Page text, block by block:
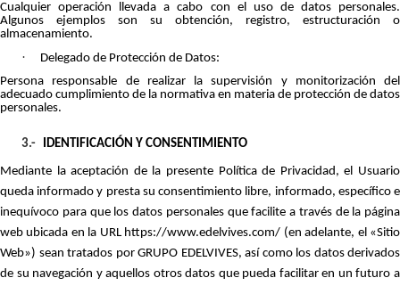
Cualquier operación llevada a cabo con el uso de datos personales.
Algunos ejemplos son su obtención, registro, estructuración o
almacenamiento.
·
Delegado de Protección de Datos:
Persona responsable de realizar la supervisión y monitorización del
adecuado cumplimiento de la normativa en materia de protección de datos
personales.
3.- IDENTIFICACIÓN Y CONSENTIMIENTO
Mediante la aceptación de la presente Política de Privacidad, el Usuario
queda informado y presta su consentimiento libre, informado, específico e
inequívoco para que los datos personales que facilite a través de la página
web ubicada en la URL https://www.edelvives.com/ (en adelante, el «Sitio
Web») sean tratados por GRUPO EDELVIVES, así como los datos derivados
de su navegación y aquellos otros datos que pueda facilitar en un futuro a